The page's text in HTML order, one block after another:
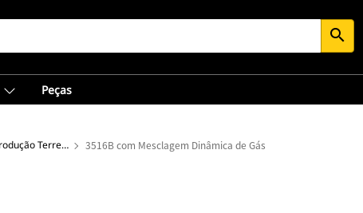
search
Peças
Grupos Geradores para Produção Terrestre 3516B com Mesclagem Dinâmica de Gás